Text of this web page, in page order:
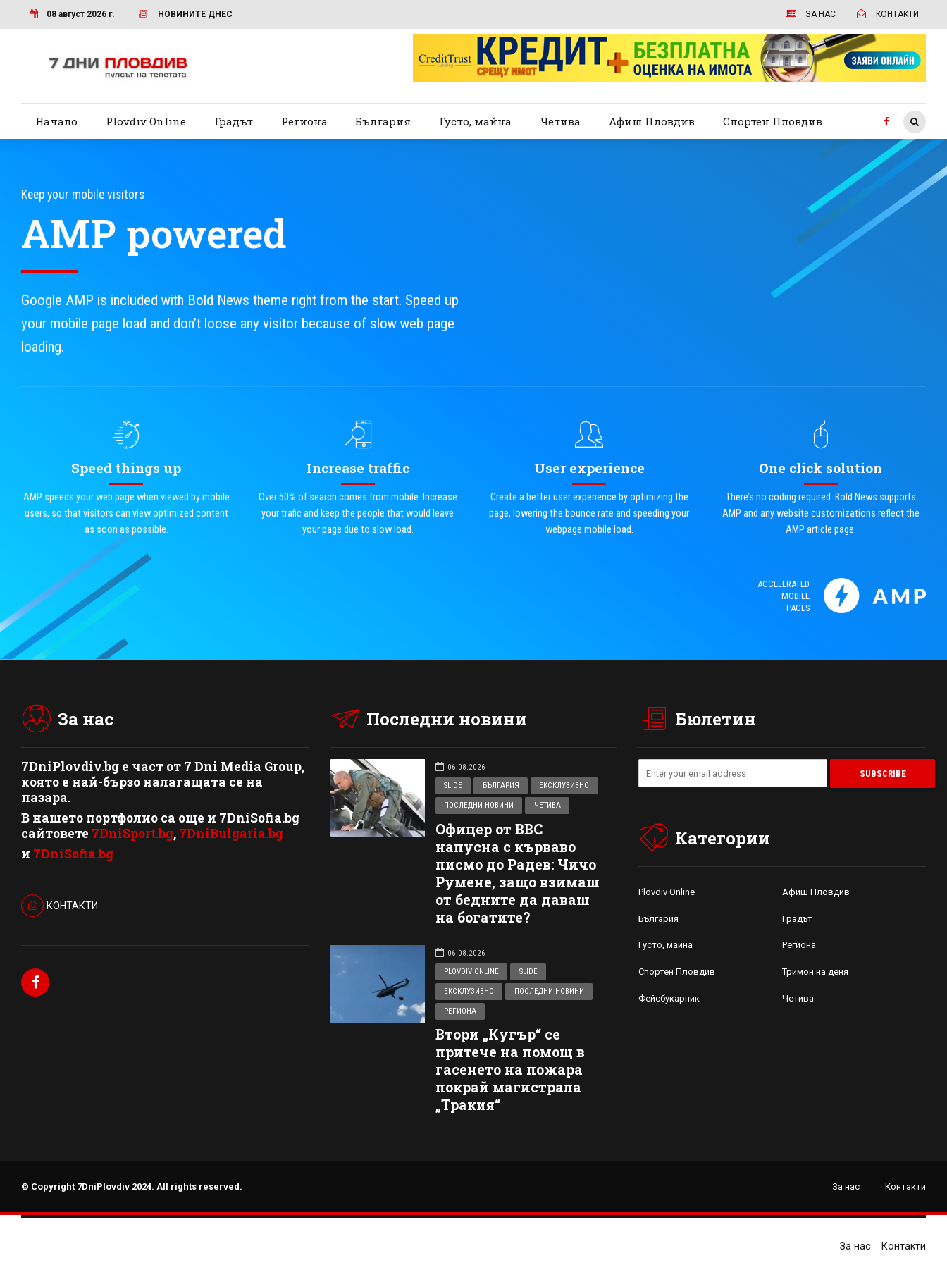
08 август 2026 г. НОВИНИТЕ ДНЕС ЗА НАС КОНТАКТИ
Начало Plovdiv Online Градът Региона България Густо, майна Четива Афиш Пловдив Спортен Пловдив
Keep your mobile visitors
AMP powered
Google AMP is included with Bold News theme right from the start. Speed up
your mobile page load and don’t loose any visitor because of slow web page
loading.
Speed things up
AMP speeds your web page when viewed by mobile
users, so that visitors can view optimized content
as soon as possible.
Increase traffic
Over 50% of search comes from mobile. Increase
your trafic and keep the people that would leave
your page due to slow load.
User experience
Create a better user experience by optimizing the
page, lowering the bounce rate and speeding your
webpage mobile load.
One click solution
There’s no coding required. Bold News supports
AMP and any website customizations reflect the
AMP article page.
ACCELERATED
MOBILE
PAGES
За нас
7DniPlovdiv.bg e част от 7 Dni Media Group,
която е най-бързо налагащата се на
пазара.
В нашето портфолио са още и 7DniSofia.bg
сайтовете 7DniSport.bg, 7DniBulgaria.bg
и 7DniSofia.bg
КОНТАКТИ
Последни новини
06.08.2026
SLIDE
БЪЛГАРИЯ ЕКСКЛУЗИВНО
ПОСЛЕДНИ НОВИНИ ЧЕТИВА
Офицер от ВВС
напусна с кърваво
писмо до Радев: Чичо
Румене, защо взимаш
от бедните да даваш
на богатите?
06.08.2026
PLOVDIV ONLINE
SLIDE
ЕКСКЛУЗИВНО ПОСЛЕДНИ НОВИНИ
РЕГИОНА
Втори „Кугър“ се
притече на помощ в
гасенето на пожара
покрай магистрала
„Тракия“
Бюлетин
Категории
Plovdiv Online Афиш Пловдив
България Градът
Густо, майна Региона
Спортен Пловдив Тримон на деня
Фейсбукарник Четива
© Copyright 7DniPlovdiv 2024. All rights reserved. За нас Контакти
За нас Контакти